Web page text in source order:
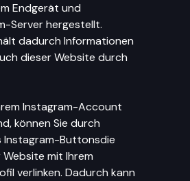
Endgerät und
Server hergestellt.
dadurch Informationen
dieser Website durch
Instagram-Account
können Sie durch
Instagram-Buttonsdie
mit Ihrem
verlinken. Dadurch kann